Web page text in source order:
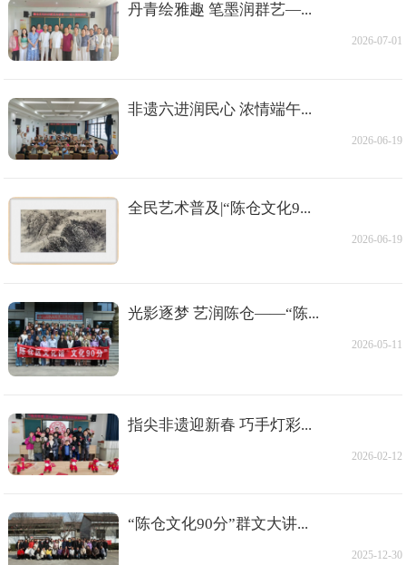
丹青绘雅趣 笔墨润群艺—...
2026-07-01
非遗六进润民心 浓情端午...
2026-06-19
全民艺术普及|“陈仓文化9...
2026-06-19
光影逐梦 艺润陈仓——“陈...
2026-05-11
指尖非遗迎新春 巧手灯彩...
2026-02-12
“陈仓文化90分”群文大讲...
2025-12-30